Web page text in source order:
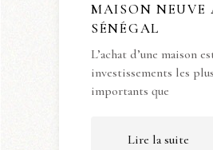
MAISON NEUVE
SÉNÉGAL
L’achat d’une maison
investissements les plus
importants que
Lire la suite